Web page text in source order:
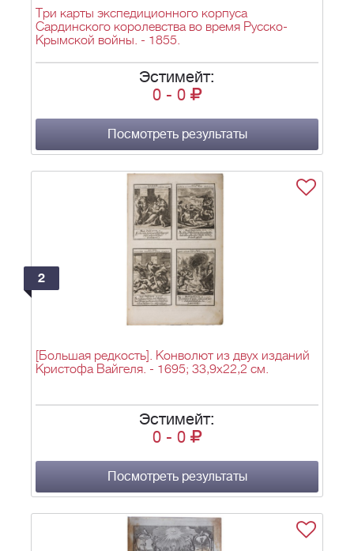
Три карты экспедиционного корпуса
Сардинского королевства во время Русско-
Крымской войны. - 1855.
Эстимейт:
0 - 0
Посмотреть результаты
2
[Большая редкость]. Конволют из двух изданий
Кристофа Вайгеля. - 1695; 33,9x22,2 см.
Эстимейт:
0 - 0
Посмотреть результаты